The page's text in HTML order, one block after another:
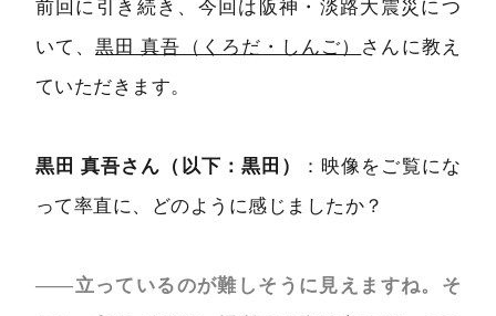
前回に引き続き、今回は阪神・淡路大震災につ
いて、黒田 真吾（くろだ・しんご） さんに教え
ていただきます。
黒田 真吾さん（以下：黒田）
：映像をご覧にな
って率直に、どのように感じましたか？
――立っているのが難しそうに見えますね。そ